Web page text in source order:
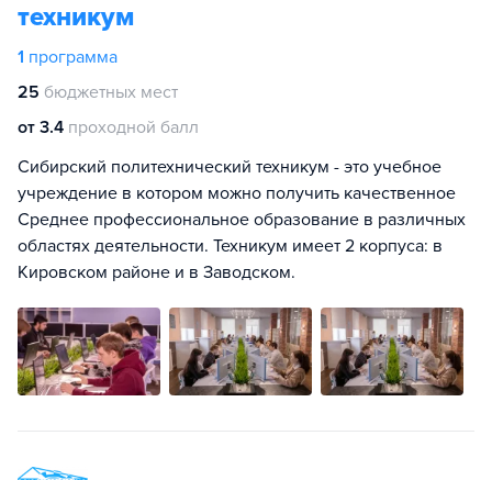
техникум
1 программа
25 бюджетных мест
от 3.4 проходной балл
Сибирский политехнический техникум - это учебное
учреждение в котором можно получить качественное
Среднее профессиональное образование в различных
областях деятельности. Техникум имеет 2 корпуса: в
Кировском районе и в Заводском.